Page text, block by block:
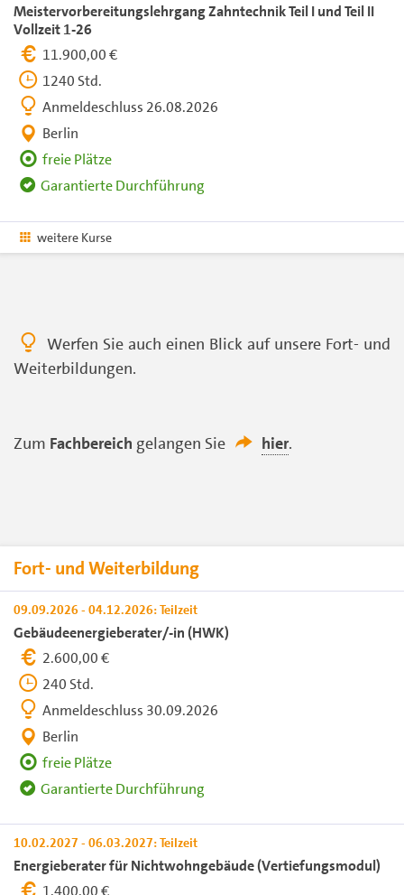
Meistervorbereitungslehrgang Zahntechnik Teil I und Teil II
Vollzeit 1-26
11.900,00 €
1240 Std.
Anmeldeschluss 26.08.2026
Berlin
freie Plätze
Garantierte Durchführung
weitere Kurse
Werfen Sie auch einen Blick auf unsere Fort- und
Weiterbildungen.
Zum Fachbereich gelangen Sie hier.
Fort- und Weiterbildung
09.09.2026 - 04.12.2026: Teilzeit
Gebäudeenergieberater/-in (HWK)
2.600,00 €
240 Std.
Anmeldeschluss 30.09.2026
Berlin
freie Plätze
Garantierte Durchführung
10.02.2027 - 06.03.2027: Teilzeit
Energieberater für Nichtwohngebäude (Vertiefungsmodul)
1.400,00 €